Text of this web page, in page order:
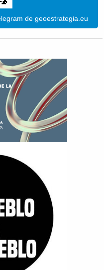
de geoestrategia.eu